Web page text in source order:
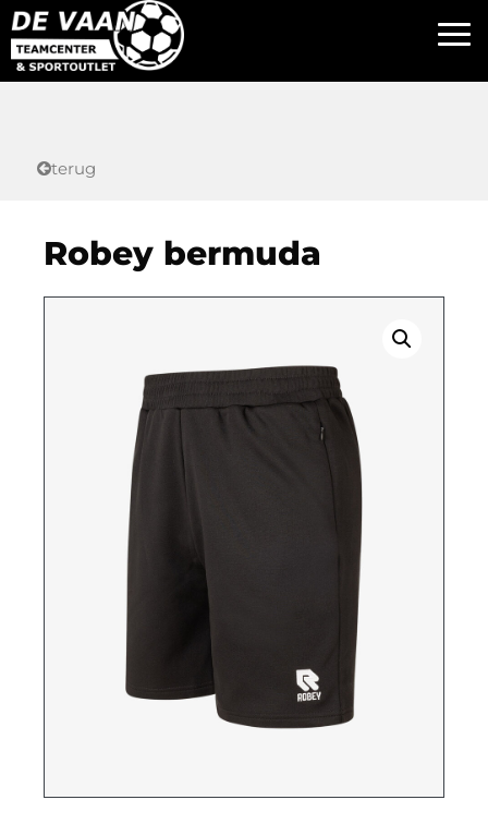
terug
Robey bermuda